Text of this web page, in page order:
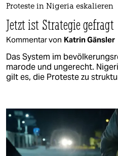
Proteste in Nigeria eskalieren
Jetzt ist Strategie gefragt
Kommentar von Katrin Gänsler
Das System im
marode und ungerecht.
gilt es, die Proteste zu